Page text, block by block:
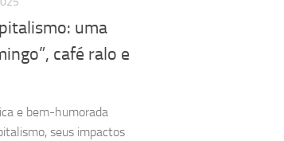
uma
café ralo e
e bem-humorada
seus impactos